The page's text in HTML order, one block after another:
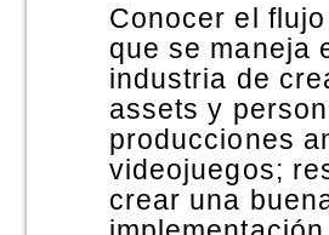
Conocer el
que se maneja
industria de
assets y
producciones
videojuegos;
crear una